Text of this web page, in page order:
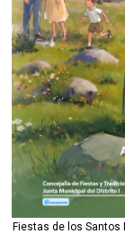
Fiestas de los Santos